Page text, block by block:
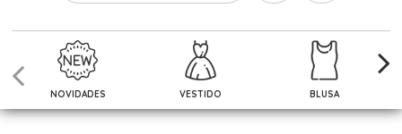
NOVIDADES VESTIDO BLUSA